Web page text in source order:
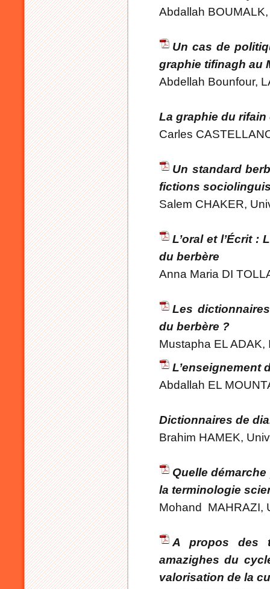
Abdallah
Un cas de
graphie tifinagh au
Abdellah Bounfour,
La graphie du rifain
Carles
Un standard
fictions
Salem CHAKER,
L’oral et l’Écrit :
du berbère
Anna Maria DI
Les
du berbère ?
Mustapha EL ADAK,
L’enseignement
Abdallah EL
Dictionnaires de
Brahim HAMEK,
Quelle
la terminologie
Mohand MAHRAZI,
A propos des
amazighes du
valorisation de la